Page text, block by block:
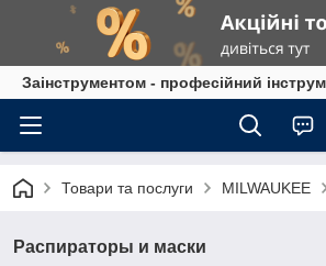
Заінструментом - професійний
Товари та послуги MILWAUKEE
Распираторы и маски